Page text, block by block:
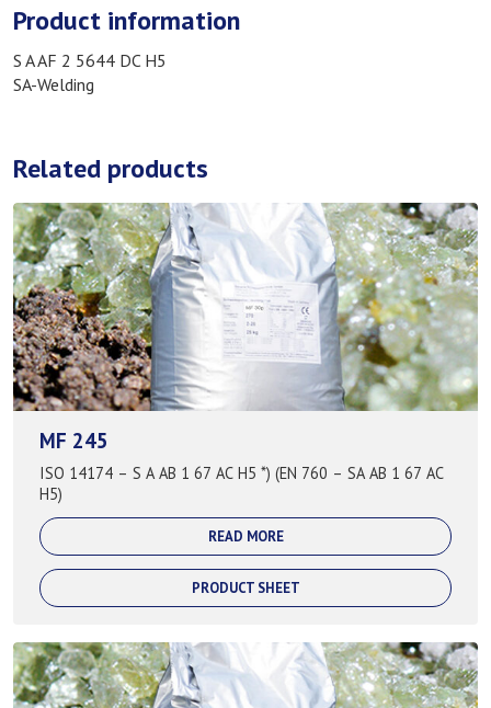
Product information
S A AF 2 5644 DC H5
SA-Welding
Related products
MF 245
ISO 14174 – S A AB 1 67 AC H5 *) (EN 760 – SA AB 1 67 AC
H5)
READ MORE
PRODUCT SHEET